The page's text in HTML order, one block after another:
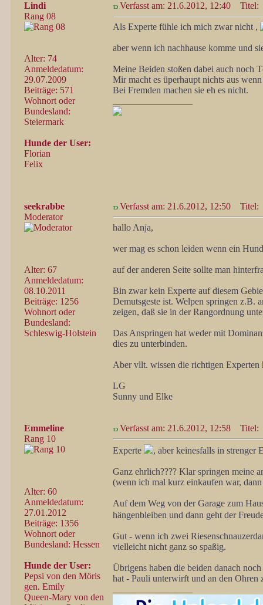
Lindi
Rang 08
Alter: 74
Anmeldedatum:
29.07.2009
Beiträge: 571
Wohnort oder
Bundesland:
Steiermark
Hunde der User:
Florian
Felix
Verfasst am: 21.6.2012, 12:40 Titel:
Als Experte fühle ich mich zwar nicht ,
aber wenn ich nachhause komme und
Meine Beiden stoßen dabei auch noch
Mir macht es üperhaupt nichts aus
Bei Fremden machen sie eh es nicht.
seekrabbe
Moderator
Alter: 67
Anmeldedatum:
08.10.2011
Beiträge: 1256
Wohnort oder
Bundesland:
Schleswig-Holstein
Verfasst am: 21.6.2012, 12:50 Titel:
hallo Anja,
wer mag es schon leiden wenn ein
auf der anderen Seite sollte man
Bin zwar kein Experte auf diesem
Demutsgeste ist. Welpen springen z.B.
zeigen, daß sie in der Rangordnung
Das Anspringen hat weder mit
dies zu unterbinden.
Aber vllt. wissen die richtigen Experten
LG
Sunny und Elke
Emmeline
Rang 10
Alter: 60
Anmeldedatum:
27.01.2012
Beiträge: 1356
Wohnort oder
Bundesland: Hessen
Hunde der User:
Pepsi von den Möris
gen. Emily
Queen-Mary von den
Verfasst am: 21.6.2012, 12:58 Titel:
Experte , aber keinesfalls in strenger
Ganz ehrlich???? Klar springen meine
(wenn ich mal kurz einkaufen war,
Auf dem Weg von der Garage zum
hängenbleiben und dann geht der
Gut - wenn ich zwei
vielleicht nicht ganz so spaßig.
Übrigens haben die beiden danach
hat - Pauli unterwirft und an den Ohren